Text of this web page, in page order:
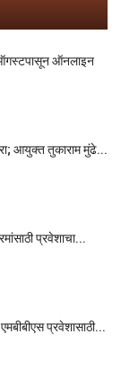
ऑगस्टपासून ऑनलाइन
आयुक्त तुकाराम मुंढे...
प्रवेशाचा...
प्रवेशासाठी...